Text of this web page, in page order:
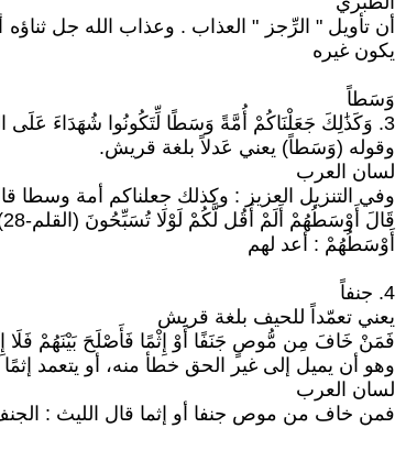
أن تأويل " الرِّجز " العذاب . وعذاب الله جل
يكون غيره
وَسَطاً
3. وَكَذَٰلِكَ جَعَلْنَاكُمْ أُمَّةً وَسَطًا لِّتَكُونُوا شُهَدَاءَ عَلَى النَّاسِ وَيَكُونَ الرَّسُولُ عَلَيْكُمْ شَهِيدًا....143 ۗ
وقوله (وَسَطاً) يعني عَدلاً بلغة قريش.
لسان العرب
وفي التنزيل العزيز : وكذلك جعلناكم أمة وسطا
قَالَ أَوْسَطُهُمْ أَلَمْ أَقُل لَّكُمْ لَوْلَا تُسَبِّحُونَ (القلم-28)
أَوْسَطُهُمْ : أعد لهم
4. جنفاً
يعني تعمّداً للحيف بلغة قريش
فَمَنْ خَافَ مِن مُّوصٍ جَنَفًا أَوْ إِثْمًا فَأَصْلَحَ بَيْنَهُمْ فَلَا إِثْمَ
وهو أن يميل إلى غير الحق خطأ منه، أو يتعمد
لسان العرب
فمن خاف من موص جنفا أو إثما قال الليث :